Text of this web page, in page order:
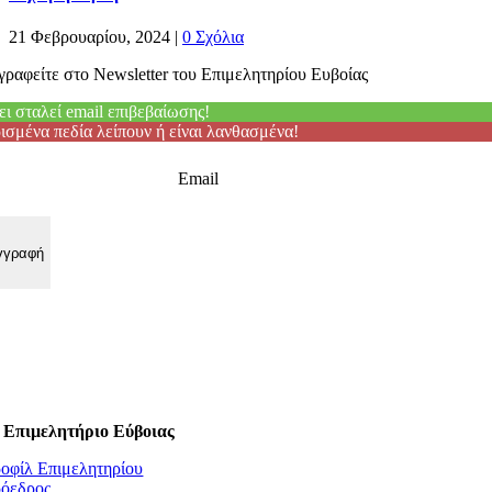
21 Φεβρουαρίου, 2024 | 0 Σχόλια
στο Newsletter του Επιμελητηρίου Ευβοίας
σταλεί email επιβεβαίωσης!
πεδία λείπουν ή είναι λανθασμένα!
Email
Εύβοιας
Επιμελητηρίου